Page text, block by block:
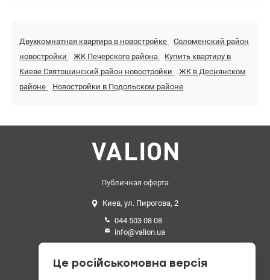
Двухкомнатная квартира в новостройке
Соломенский район
новостройки
ЖК Печерского района
Купить квартиру в
Киеве Святошинский район новостройки
ЖК в Деснянском
районе
Новостройки в Подольском районе
Публичная оферта
Киев, ул. Пирогова, 2
044 503 08 08
info@valion.ua
Це російськомовна версія